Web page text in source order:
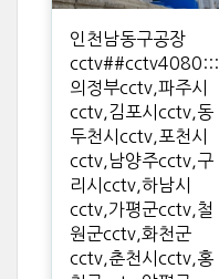
인천남동구공장
cctv##cctv4080:::
의정부cctv,파주시
cctv,김포시cctv,동
두천시cctv,포천시
cctv,남양주cctv,구
리시cctv,하남시
cctv,가평군cctv,철
원군cctv,화천군
cctv,춘천시cctv,홍